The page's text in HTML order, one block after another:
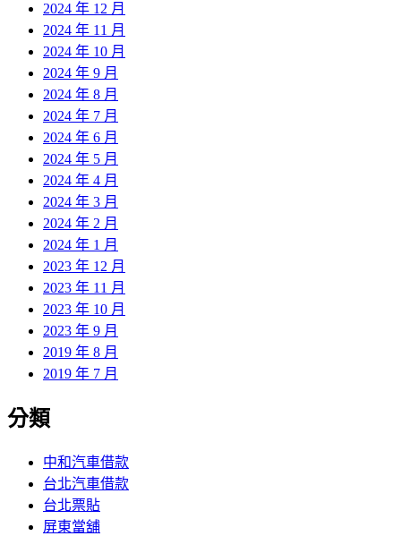
2024 年 12 月
2024 年 11 月
2024 年 10 月
2024 年 9 月
2024 年 8 月
2024 年 7 月
2024 年 6 月
2024 年 5 月
2024 年 4 月
2024 年 3 月
2024 年 2 月
2024 年 1 月
2023 年 12 月
2023 年 11 月
2023 年 10 月
2023 年 9 月
2019 年 8 月
2019 年 7 月
分類
中和汽車借款
台北汽車借款
台北票貼
屏東當舖